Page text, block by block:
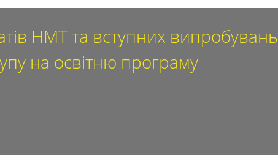
НМТ та вступних випробувань
на освітню програму